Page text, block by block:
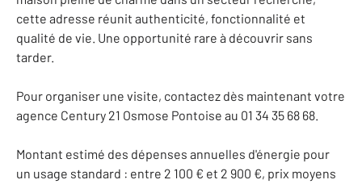
cette adresse réunit authenticité, fonctionnalité et
qualité de vie. Une opportunité rare à découvrir sans
tarder.
Pour organiser une visite, contactez dès maintenant votre
agence Century 21 Osmose Pontoise au 01 34 35 68 68.
Montant estimé des dépenses annuelles d'énergie pour
un usage standard : entre 2 100 € et 2 900 €, prix moyens